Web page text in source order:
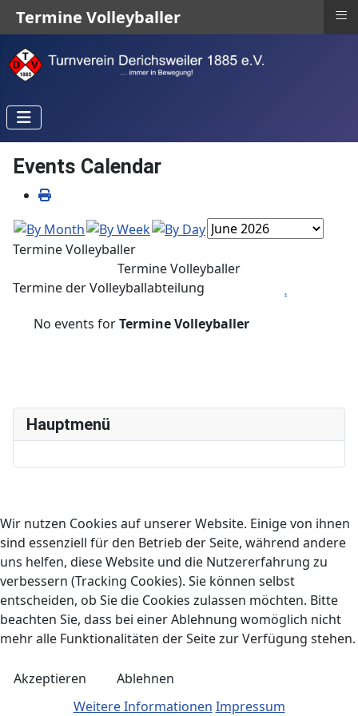
Hauptmenü
Events Calendar
Termine Volleyballer
Termine Volleyballer
Termine der Volleyballabteilung
.
No events forTermine Volleyballer
Wir nutzen Cookies auf unserer Website. Einige von ihnen
sind essenziell für den Betrieb der Seite, während andere
uns helfen, diese Website und die Nutzererfahrung zu
verbessern (Tracking Cookies). Sie können selbst
entscheiden, ob Sie die Cookies zulassen möchten. Bitte
beachten Sie, dass bei einer Ablehnung womöglich nicht
mehr alle Funktionalitäten der Seite zur Verfügung stehen.
Akzeptieren
Ablehnen
Weitere Informationen Impressum
Termine Volleyballer ≡